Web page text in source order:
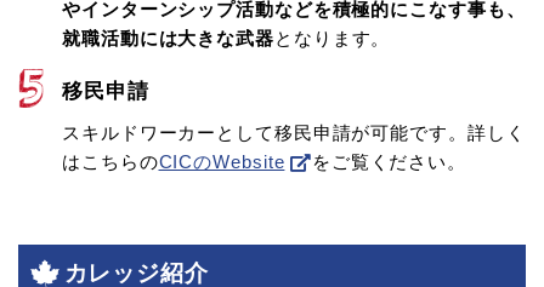
やインターンシップ活動などを積極的にこなす事も、
就職活動には大きな武器となります。
移民申請
スキルドワーカーとして移民申請が可能です。詳しく
はこちらのCICのWebsite をご覧ください。
カレッジ紹介